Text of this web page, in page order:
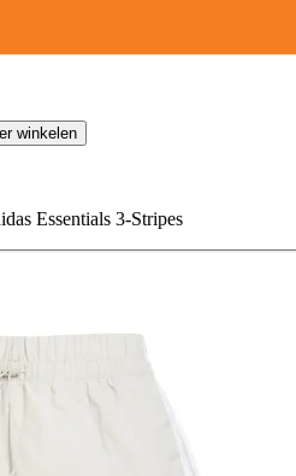
winkelen
Essentials 3-Stripes